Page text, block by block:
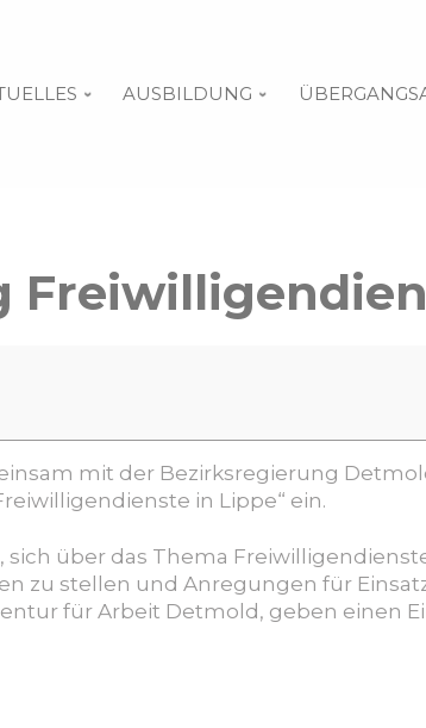
AUSBILDUNG
mit der Bezirksregierung
in Lippe“ ein.
über das Thema
zu stellen und Anregungen für
für Arbeit Detmold, geben einen